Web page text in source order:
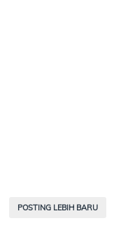
POSTING LEBIH BARU